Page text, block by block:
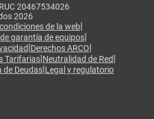
20467534026
2026
de la web|
garantía de equipos|
|Derechos ARCO|
Tarifarias|Neutralidad de Red|
de Deudas|Legal y regulatorio